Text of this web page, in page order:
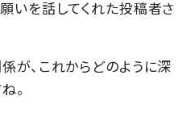
いを話してくれた投稿者さ
が、これからどのように深
。